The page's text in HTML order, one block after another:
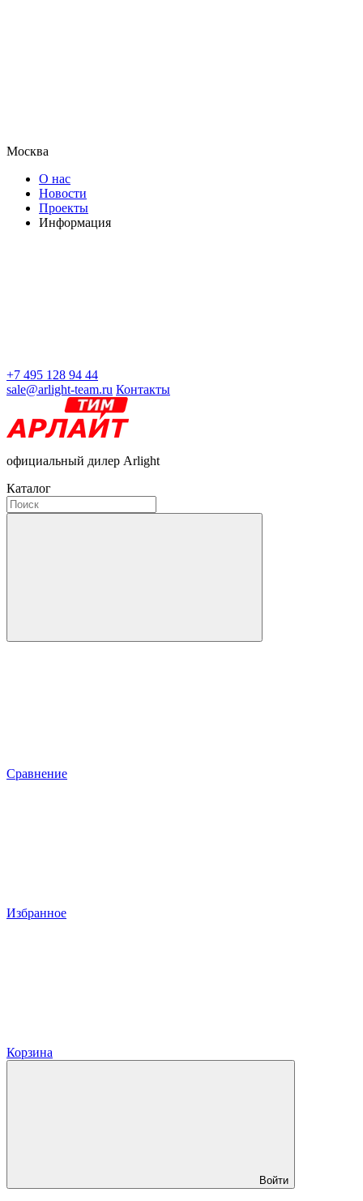
Москва
О нас
Новости
Проекты
Информация
+7 495 128 94 44
sale@arlight-team.ru Контакты
официальный дилер Arlight
Каталог
Сравнение
Избранное
Корзина
Войти